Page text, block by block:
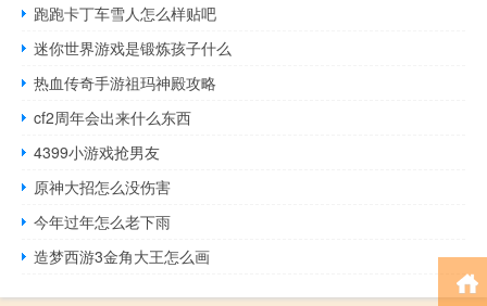
跑跑卡丁车雪人怎么样贴吧
迷你世界游戏是锻炼孩子什么
热血传奇手游祖玛神殿攻略
cf2周年会出来什么东西
4399小游戏抢男友
原神大招怎么没伤害
今年过年怎么老下雨
造梦西游3金角大王怎么画